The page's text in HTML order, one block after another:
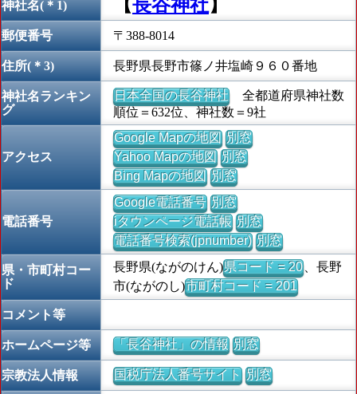
神社名(＊1) 【長谷神社】
郵便番号 〒388-8014
住所(＊3) 長野県長野市篠ノ井塩崎９６０番地
神社名ランキン
グ
日本全国の長谷神社全都道府県神社数
順位＝632位、神社数＝9社
アクセス
Google Mapの地図 別窓
Yahoo Mapの地図 別窓
Bing Mapの地図 別窓
電話番号
Google電話番号 別窓
iタウンページ電話帳 別窓
電話番号検索(jpnumber) 別窓
県・市町村コー
ド
長野県(ながのけん)県コード = 20、長野
市(ながのし)市町村コード = 201
コメント等
ホームページ等 「長谷神社」の情報 別窓
宗教法人情報 国税庁法人番号サイト 別窓